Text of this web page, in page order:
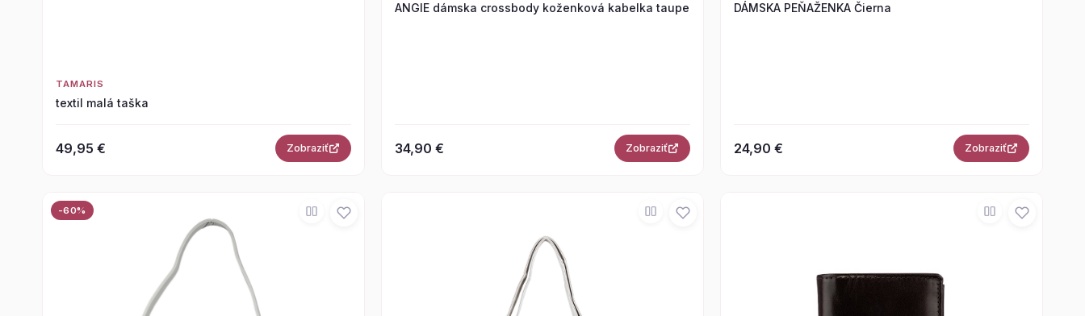
TAMARIS
textil malá taška
49,95 € Zobraziť
ANGIE dámska crossbody koženková kabelka taupe
34,90 € Zobraziť
DÁMSKA PEŇAŽENKA Čierna
24,90 € Zobraziť
-60%